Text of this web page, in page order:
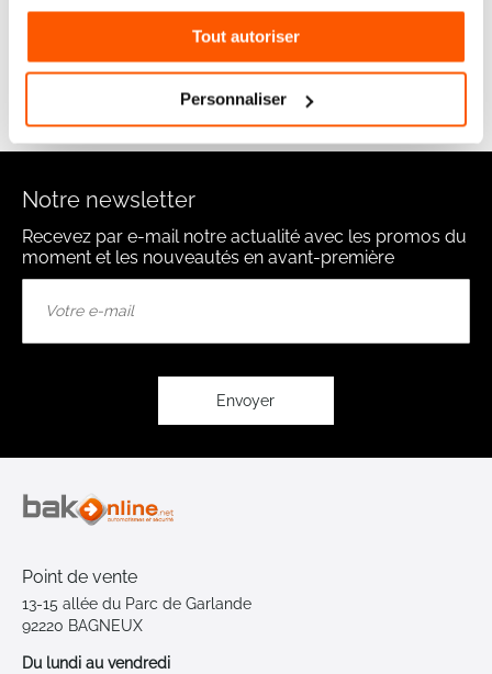
Tout autoriser
Personnaliser
Nos conseils
FAQ
Notre newsletter
Recevez par e-mail notre actualité avec les promos du
moment et les nouveautés en avant-première
Envoyer
Point de vente
13-15 allée du Parc de Garlande
92220 BAGNEUX
Du lundi au vendredi